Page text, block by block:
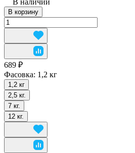
В корзину
689 ₽
Фасовка: 1,2 кг
1,2 кг
2,5 кг.
7 кг.
12 кг.